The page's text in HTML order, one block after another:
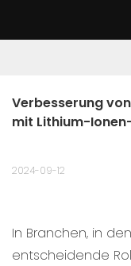
Verbesserung
mit Lithium-
2024-09-12
In Branchen, in
entscheidende